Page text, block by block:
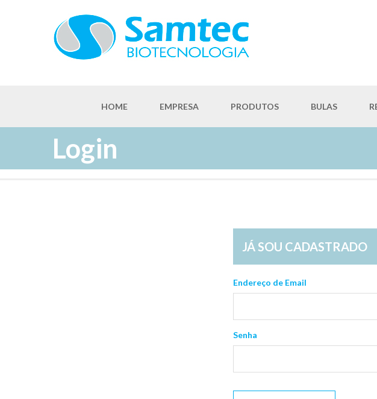
HOME EMPRESA PRODUTOS BULAS
Login
JÁ SOU CADASTRADO
Endereço de Email
Senha